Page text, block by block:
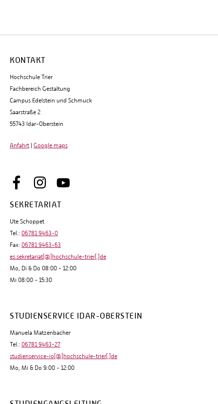
KONTAKT
Hochschule Trier
Fachbereich Gestaltung
Campus Edelstein und Schmuck
Saarstraße 2
55743 Idar-Oberstein
Anfahrt Google maps
SEKRETARIAT
Ute Schoppet
Tel.: 06781 9463-0
Fax: 06781 9463-63
es.sekretariat[@]hochschule-trier[.]de
Mo, Di & Do 08:00 - 12:00
Mi 08:00 - 15:30
STUDIENSERVICE IDAR-OBERSTEIN
Manuela Matzenbacher
Tel.: 06781 9463-27
studienservice-io[@]hochschule-trier[.]de
Mo, Mi & Do 9:00 - 12:00